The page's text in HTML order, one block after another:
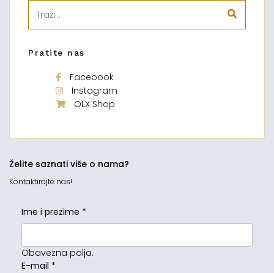
Pratite nas
Facebook
Instagram
OLX Shop
Želite saznati više o nama?
Kontaktirajte nas!
Ime i prezime *
Obavezna polja.
E-mail *